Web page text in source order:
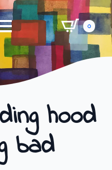
0
hood
bad